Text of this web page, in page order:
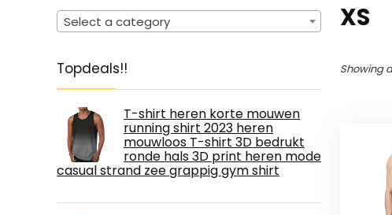
Select a category
Topdeals!!
T-shirt heren korte mouwen
running shirt 2023 heren
mouwloos T-shirt 3D bedrukt
ronde hals 3D print heren mode
casual strand zee grappig gym shirt
‎XS
Showing